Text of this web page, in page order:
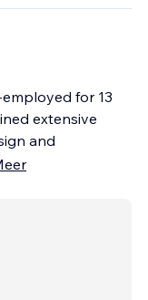
for 13
extensive
and